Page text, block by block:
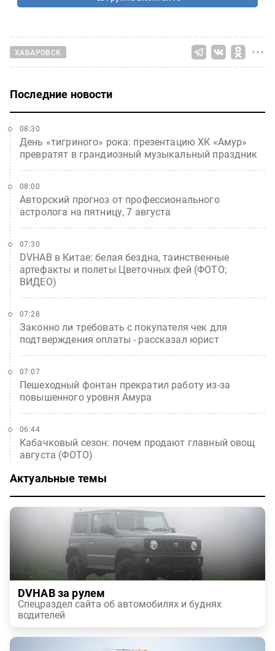
ХАБАРОВСК
Последние новости
День «тигриного» рока: презентацию ХК «Амур»
превратят в грандиозный музыкальный праздник
08:30
Авторский прогноз от профессионального
астролога на пятницу, 7 августа
08:00
DVHAB в Китае: белая бездна, таинственные
артефакты и полеты Цветочных фей (ФОТО;
ВИДЕО)
07:30
Законно ли требовать с покупателя чек для
подтверждения оплаты - рассказал юрист
07:28
Пешеходный фонтан прекратил работу из-за
повышенного уровня Амура
07:07
Кабачковый сезон: почем продают главный овощ
августа (ФОТО)
06:44
Актуальные темы
DVHAB за рулем
Спецраздел сайта об автомобилях и буднях
водителей